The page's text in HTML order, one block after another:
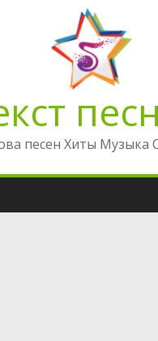
песен Хиты Музыка